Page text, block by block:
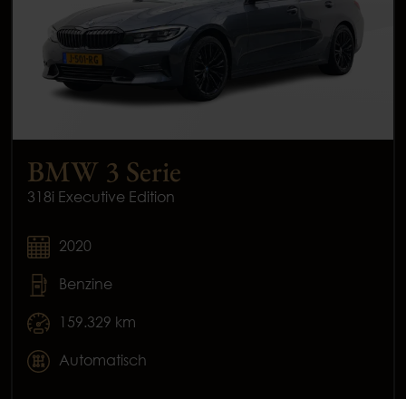
BMW 3 Serie
318i Executive Edition
2020
Benzine
159.329 km
Automatisch